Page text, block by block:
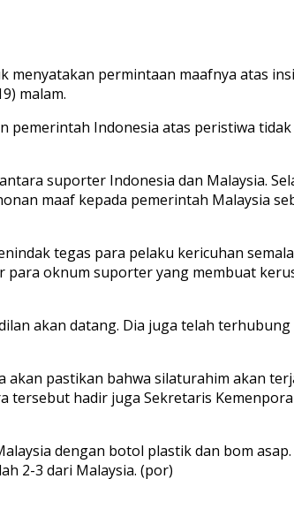
permintaan maafnya atas
malam.
pemerintah Indonesia atas peristiwa
suporter Indonesia dan Malaysia.
maaf kepada pemerintah Malaysia
tegas para pelaku kericuhan
oknum suporter yang membuat
akan datang. Dia juga telah
pastikan bahwa silaturahim akan
hadir juga Sekretaris Kemenpora
dengan botol plastik dan bom
2-3 dari Malaysia. (por)